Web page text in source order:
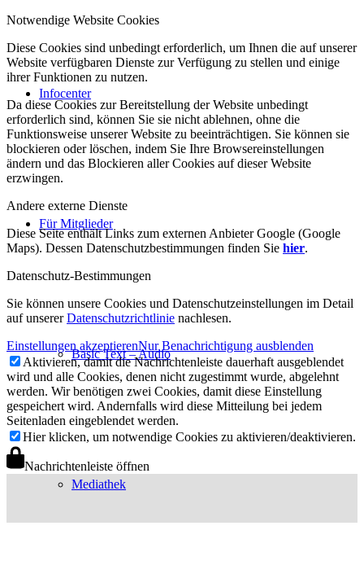
Infocenter
Für Mitglieder
Basic Text – Audio
Mediathek
Notwendige Website Cookies
Diese Cookies sind unbedingt erforderlich, um Ihnen die auf unserer
Website verfügbaren Dienste zur Verfügung zu stellen und einige
ihrer Funktionen zu nutzen.
Da diese Cookies zur Bereitstellung der Website unbedingt
erforderlich sind, können Sie sie nicht ablehnen, ohne die
Funktionsweise unserer Website zu beeinträchtigen. Sie können sie
blockieren oder löschen, indem Sie Ihre Browsereinstellungen
ändern und das Blockieren aller Cookies auf dieser Website
erzwingen.
Andere externe Dienste
Diese Seite enthält Links zum externen Anbieter Google (Google
Maps). Dessen Datenschutzbestimmungen finden Sie hier.
Datenschutz-Bestimmungen
Sie können unsere Cookies und Datenschutzeinstellungen im Detail
auf unsererDatenschutzrichtlinie nachlesen.
Einstellungen akzeptierenNur Benachrichtigung ausblenden
Aktivieren, damit die Nachrichtenleiste dauerhaft ausgeblendet
wird und alle Cookies, denen nicht zugestimmt wurde, abgelehnt
werden. Wir benötigen zwei Cookies, damit diese Einstellung
gespeichert wird. Andernfalls wird diese Mitteilung bei jedem
Seitenladen eingeblendet werden.
Hier klicken, um notwendige Cookies zu aktivieren/deaktivieren.
Nachrichtenleiste öffnen